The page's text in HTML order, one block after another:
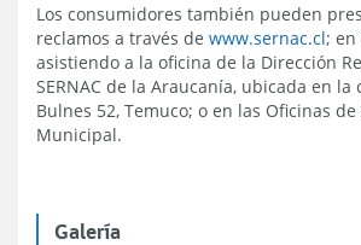
Los consumidores también pueden
reclamos a través de www.sernac.cl;
asistiendo a la oficina de la Dirección
SERNAC de la Araucanía, ubicada en la
Bulnes 52, Temuco; o en las Oficinas
Municipal.
Galería